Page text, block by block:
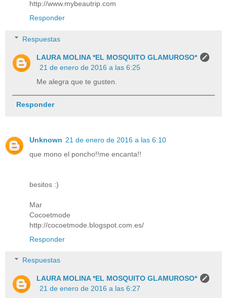
http://www.mybeautrip.com
Responder
Respuestas
LAURA MOLINA *EL MOSQUITO GLAMUROSO*
21 de enero de 2016 a las 6:25
Me alegra que te gusten.
Responder
Unknown 21 de enero de 2016 a las 6:10
que mono el poncho!!me encanta!!
besitos :)
Mar
Cocoetmode
http://cocoetmode.blogspot.com.es/
Responder
Respuestas
LAURA MOLINA *EL MOSQUITO GLAMUROSO*
21 de enero de 2016 a las 6:27